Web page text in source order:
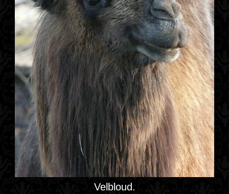
Velbloud.